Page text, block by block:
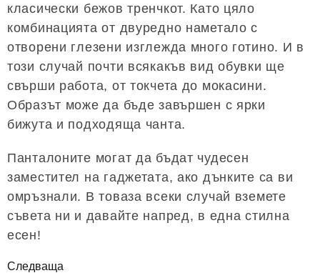
класически бежов тренчкот. Като цяло
комбинацията от двуредно наметало с
отворени глезени изглежда много готино. И в
този случай почти всякакъв вид обувки ще
свърши работа, от токчета до мокасини.
Образът може да бъде завършен с ярки
бижута и подходяща чанта.
Панталоните могат да бъдат чудесен
заместител на гаджетата, ако дънките са ви
омръзнали. В товаза всеки случай вземете
съвета ни и давайте напред, в една стилна
есен!
Следваща